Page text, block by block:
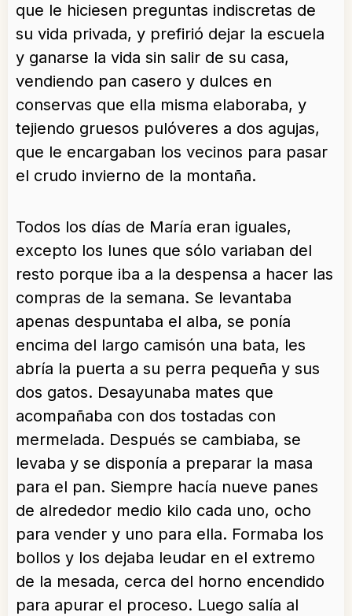
que le hiciesen preguntas indiscretas de
su vida privada, y prefirió dejar la escuela
y ganarse la vida sin salir de su casa,
vendiendo pan casero y dulces en
conservas que ella misma elaboraba, y
tejiendo gruesos pulóveres a dos agujas,
que le encargaban los vecinos para pasar
el crudo invierno de la montaña.
Todos los días de María eran iguales,
excepto los lunes que sólo variaban del
resto porque iba a la despensa a hacer las
compras de la semana. Se levantaba
apenas despuntaba el alba, se ponía
encima del largo camisón una bata, les
abría la puerta a su perra pequeña y sus
dos gatos. Desayunaba mates que
acompañaba con dos tostadas con
mermelada. Después se cambiaba, se
levaba y se disponía a preparar la masa
para el pan. Siempre hacía nueve panes
de alrededor medio kilo cada uno, ocho
para vender y uno para ella. Formaba los
bollos y los dejaba leudar en el extremo
de la mesada, cerca del horno encendido
para apurar el proceso. Luego salía al